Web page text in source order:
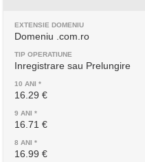
Domeniu .com.ro
Inregistrare sau Prelungire
16.29 €
16.71 €
16.99 €